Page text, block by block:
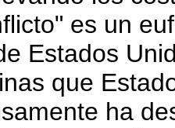
es un
Estados
que
ha